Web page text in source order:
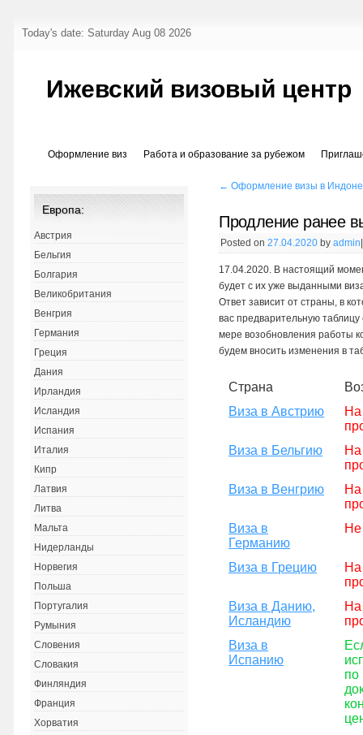
Today's date: Saturday Aug 08 2026
Ижевский визовый центр
Оформление виз Работа и образование за рубежом
← Оформление визы в
Продление ранее
Posted on 27.04.2020 by admin|
17.04.2020. В настоящий
будет с их уже выданными
Ответ зависит от страны, в
вас предварительную
мере возобновления работы
будем вносить изменения в
Страна
Виза в Австрию
На
Виза в Бельгию
На
Виза в Венгрию
На
Виза в
Германию
Не
Виза в Грецию
На
Виза в Данию,
Исландию
На
Виза в
Испанию
по
Европа:
Австрия
Бельгия
Болгария
Великобритания
Венгрия
Германия
Греция
Дания
Ирландия
Исландия
Испания
Италия
Кипр
Латвия
Литва
Мальта
Нидерланды
Норвегия
Польша
Португалия
Румыния
Словения
Словакия
Финляндия
Франция
Хорватия